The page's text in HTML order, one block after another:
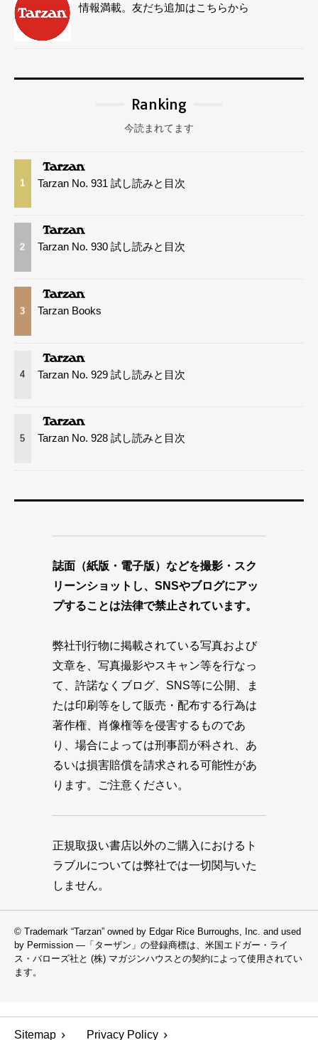
情報満載。友だち追加はこちらから
Ranking
今読まれてます
1 Tarzan No. 931 試し読みと目次
2 Tarzan No. 930 試し読みと目次
3 Tarzan Books
4 Tarzan No. 929 試し読みと目次
5 Tarzan No. 928 試し読みと目次
誌面（紙版・電子版）などを撮影・スク
リーンショットし、SNSやブログにアッ
プすることは法律で禁止されています。
弊社刊行物に掲載されている写真および
文章を、写真撮影やスキャン等を行なっ
て、許諾なくブログ、SNS等に公開、ま
たは印刷等をして販売・配布する行為は
著作権、肖像権等を侵害するものであ
り、場合によっては刑事罰が科され、あ
るいは損害賠償を請求される可能性があ
ります。ご注意ください。
正規取扱い書店以外のご購入におけるト
ラブルについては弊社では一切関与いた
しません。
© Trademark “Tarzan” owned by Edgar Rice Burroughs, Inc. and used
by Permission —「ターザン」の登録商標は、米国エドガー・ライ
ス・バローズ社と (株) マガジンハウスとの契約によって使用されてい
ます。
Sitemap Privacy Policy